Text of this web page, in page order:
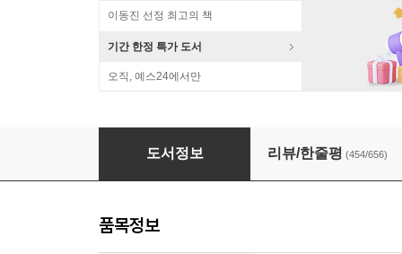
이동진 선정 최고의 책
기간 한정 특가 도서
오직, 예스24에서만
역사의 쓸모
도서정보 리뷰/한줄평 (454/656)
품목정보